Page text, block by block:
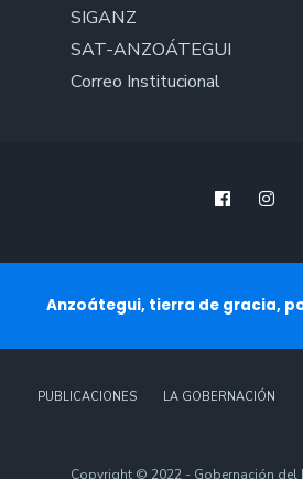
SIGANZ
SAT-ANZOÁTEGUI
Correo Institucional
Anzoátegui, tierra de gracia,
PUBLICACIONES LA GOBERNACIÓN
Copyright © 2022 - Gobernación del